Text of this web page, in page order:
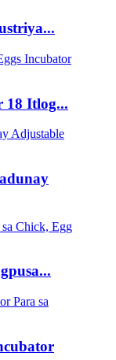
18 Itlog...